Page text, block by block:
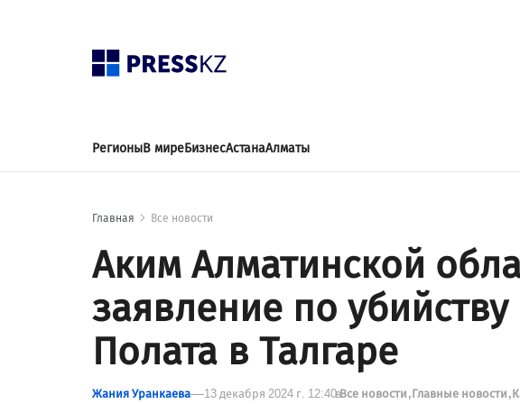
РегионыВ миреБизнесАстанаАлматы
Главная Все новости
Аким Алматинской
заявление по
Полата в Талгаре
Жания Уранкаева 13 декабря 2024 г. 12:40вВсе новости Главные новости